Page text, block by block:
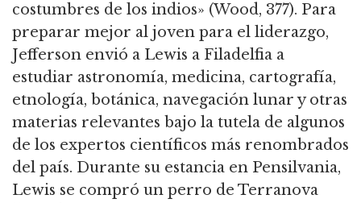
costumbres de los indios» (Wood, 377). Para
preparar mejor al joven para el liderazgo,
Jefferson envió a Lewis a Filadelfia a
estudiar astronomía, medicina, cartografía,
etnología, botánica, navegación lunar y otras
materias relevantes bajo la tutela de algunos
de los expertos científicos más renombrados
del país. Durante su estancia en Pensilvania,
Lewis se compró un perro de Terranova